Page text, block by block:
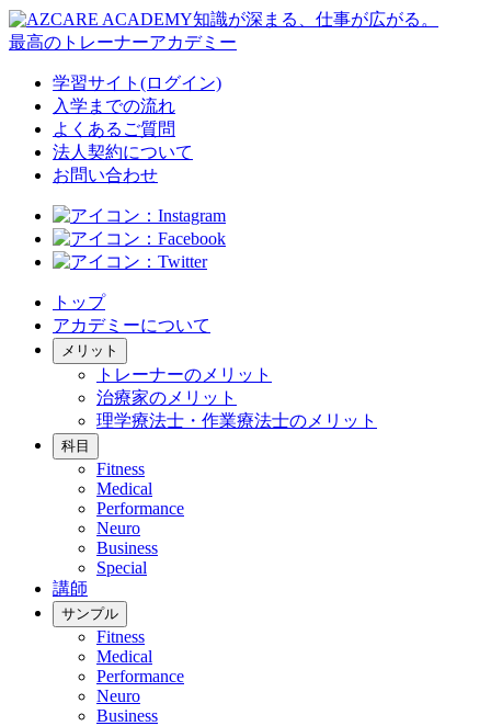
知識が深まる、仕事が広がる。
最高のトレーナーアカデミー
学習サイト(ログイン)
入学までの流れ
よくあるご質問
法人契約について
お問い合わせ
トップ
アカデミーについて
メリット
トレーナーのメリット
治療家のメリット
理学療法士・作業療法士のメリット
科目
Fitness
Medical
Performance
Neuro
Business
Special
講師
サンプル
Fitness
Medical
Performance
Neuro
Business